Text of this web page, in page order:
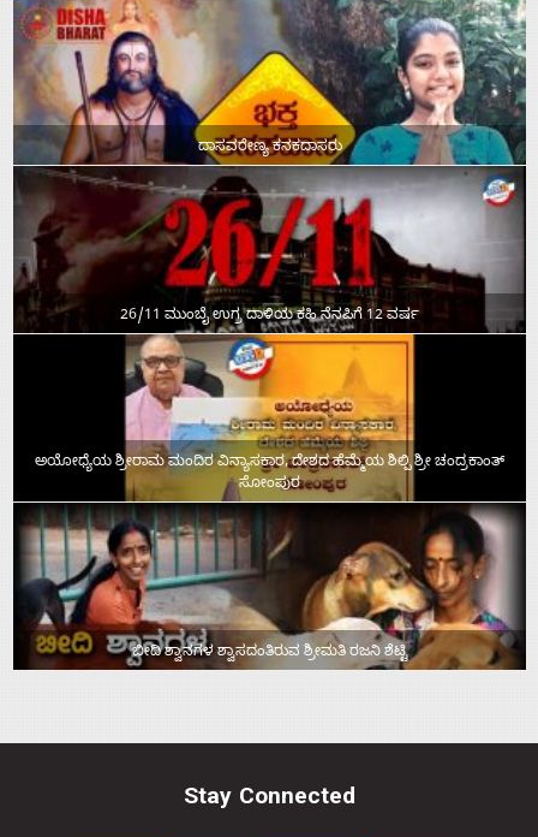
ದಾಸವರೇಣ್ಯ ಕನಕದಾಸರು
26/11 ಮುಂಬೈ ಉಗ್ರ ದಾಳಿಯ ಕಹಿ ನೆನಪಿಗೆ 12 ವರ್ಷ
ಅಯೋಧ್ಯೆಯ ಶ್ರೀರಾಮ ಮಂದಿರ ವಿನ್ಯಾಸಕಾರ, ದೇಶದ ಹೆಮ್ಮೆಯ ಶಿಲ್ಪಿ ಶ್ರೀ ಚಂದ್ರಕಾಂತ್‌
ಸೋಂಪುರ
ಬೀದಿ ಶ್ವಾನಗಳ ಶ್ವಾಸದಂತಿರುವ ಶ್ರೀಮತಿ ರಜನಿ ಶೆಟ್ಟಿ
Stay Connected